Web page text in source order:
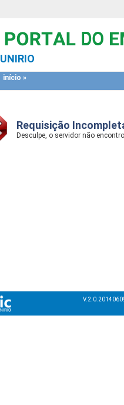
UNIRIO
início »
Requisição
Desculpe, o servidor não